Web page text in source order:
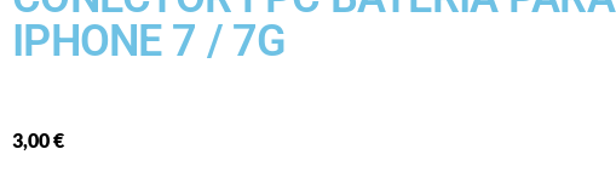
IPHONE 7 / 7G
3,00€